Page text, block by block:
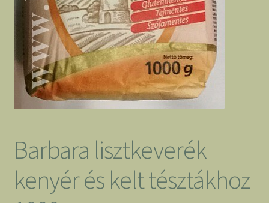
Barbara lisztkeverék
kenyér és kelt tésztákhoz